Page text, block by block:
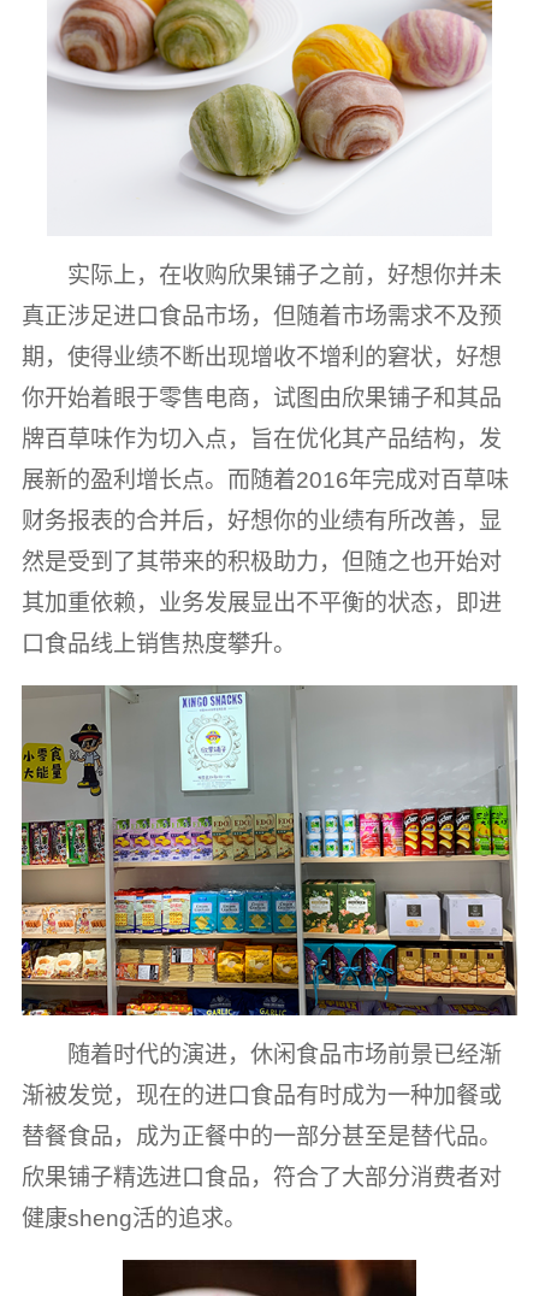
实际上，在收购欣果铺子之前，好想你并未
真正涉足进口食品市场，但随着市场需求不及预
期，使得业绩不断出现增收不增利的窘状，好想
你开始着眼于零售电商，试图由欣果铺子和其品
牌百草味作为切入点，旨在优化其产品结构，发
展新的盈利增长点。而随着2016年完成对百草味
财务报表的合并后，好想你的业绩有所改善，显
然是受到了其带来的积极助力，但随之也开始对
其加重依赖，业务发展显出不平衡的状态，即进
口食品线上销售热度攀升。
随着时代的演进，休闲食品市场前景已经渐
渐被发觉，现在的进口食品有时成为一种加餐或
替餐食品，成为正餐中的一部分甚至是替代品。
欣果铺子精选进口食品，符合了大部分消费者对
健康sheng活的追求。